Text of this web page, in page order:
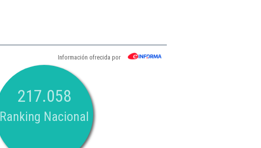
Información ofrecida por
217.058
Ranking Nacional